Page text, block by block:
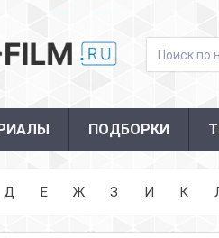
ПОДБОРКИ
Д Е Ж З И К